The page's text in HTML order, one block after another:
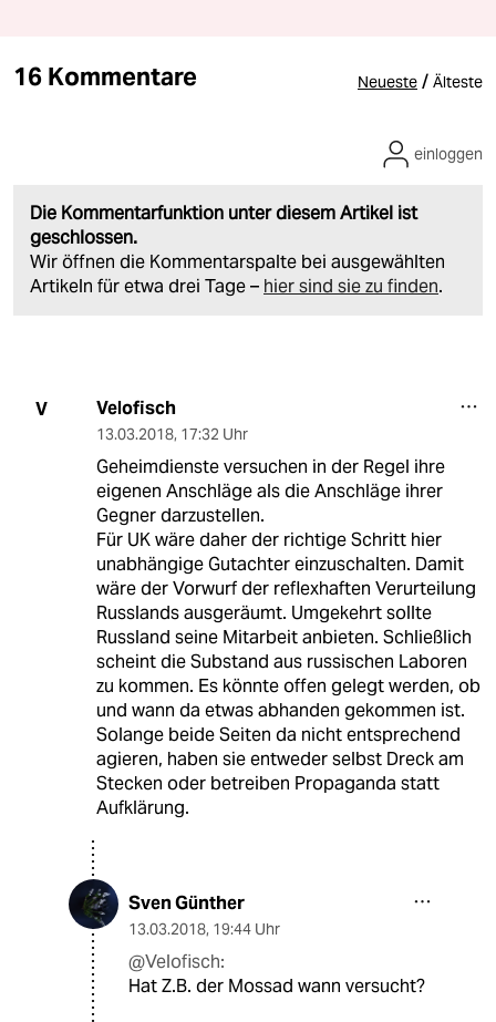
16 Kommentare Neueste / Älteste
Die Kommentarfunktion unter diesem Artikel ist
geschlossen.
Wir öffnen die Kommentarspalte bei ausgewählten
Artikeln für etwa drei Tage – hier sind sie zu finden.
einloggen
V Velofisch
13.03.2018, 17:32 Uhr
Geheimdienste versuchen in der Regel ihre
eigenen Anschläge als die Anschläge ihrer
Gegner darzustellen.
Für UK wäre daher der richtige Schritt hier
unabhängige Gutachter einzuschalten. Damit
wäre der Vorwurf der reflexhaften Verurteilung
Russlands ausgeräumt. Umgekehrt sollte
Russland seine Mitarbeit anbieten. Schließlich
scheint die Substand aus russischen Laboren
zu kommen. Es könnte offen gelegt werden, ob
und wann da etwas abhanden gekommen ist.
Solange beide Seiten da nicht entsprechend
agieren, haben sie entweder selbst Dreck am
Stecken oder betreiben Propaganda statt
Aufklärung.
Sven Günther
13.03.2018, 19:44 Uhr
@Velofisch:
Hat Z.B. der Mossad wann versucht?